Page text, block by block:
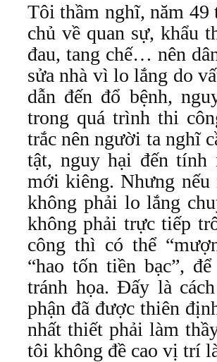
Tôi thầm nghĩ, năm 49
chủ về quan sự, khẩu
đau, tang chế… nên
sửa nhà vì lo lắng do
dẫn đến đổ bệnh,
trong quá trình thi
trắc nên người ta nghĩ
tật, nguy hại đến
mới kiêng. Nhưng
không phải lo lắng
không phải trực tiếp
công thì có thể
“hao tốn tiền bạc”,
tránh họa. Đấy là
phận đã được thiên
nhất thiết phải làm
tôi không đề cao vị trí